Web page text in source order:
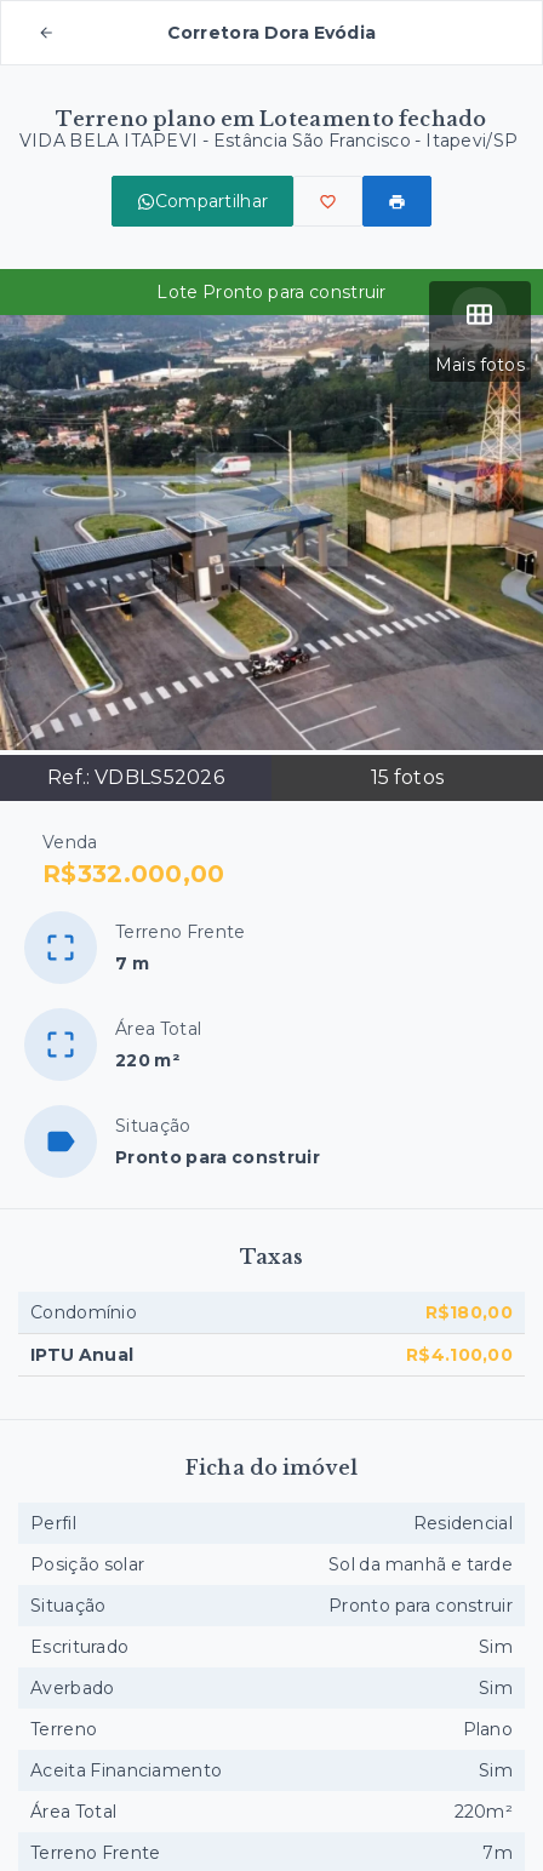
Corretora Dora Evódia
Terreno plano em Loteamento fechado
VIDA BELA ITAPEVI - Estância São Francisco - Itapevi/SP
Compartilhar
Mais fotos
Ref.:VDBLS52026 15 fotos
Lote Pronto para construir
Venda
R$332.000,00
Terreno Frente
7 m
Área Total
220 m²
Situação
Pronto para construir
Taxas
Condomínio
R$180,00
IPTU Anual
R$4.100,00
Ficha do imóvel
Perfil
Residencial
Posição solar
Sol da manhã e tarde
Situação
Pronto para construir
Escriturado
Sim
Averbado
Sim
Terreno
Plano
Aceita Financiamento
Sim
Área Total
220m²
Terreno Frente
7m